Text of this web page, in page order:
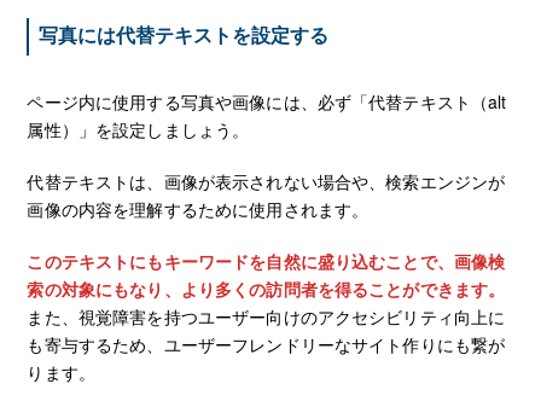
写真には代替テキストを設定する
ページ内に使用する写真や画像には、必ず「代替テキスト（alt
属性）」を設定しましょう。
代替テキストは、画像が表示されない場合や、検索エンジンが
画像の内容を理解するために使用されます。
このテキストにもキーワードを自然に盛り込むことで、画像検
索の対象にもなり、より多くの訪問者を得ることができます。
また、視覚障害を持つユーザー向けのアクセシビリティ向上に
も寄与するため、ユーザーフレンドリーなサイト作りにも繋が
ります。